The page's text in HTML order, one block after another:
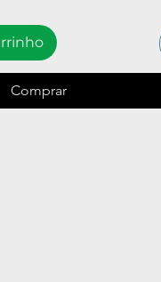
Comprar